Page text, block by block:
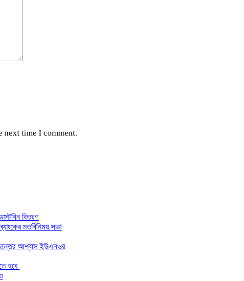
next time I comment.
বিতরণ
মতবিনিময় সভা
আশ্বাস ইউএনওর
হবে